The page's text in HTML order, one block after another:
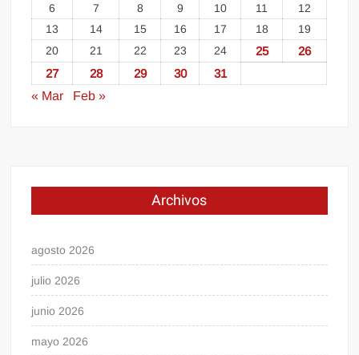
6
7 8 9 10 11
12
13
14 15 16 17 18
19
20
21 22 23 24 25
26
27
28 29 30
31
« Mar
Feb »
Archivos
agosto 2026
julio 2026
junio 2026
mayo 2026